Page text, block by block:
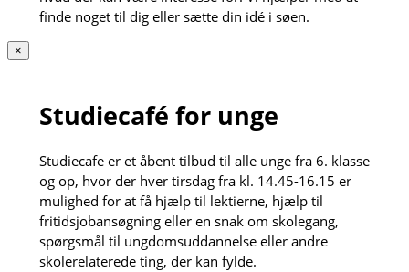
finde noget til dig eller sætte din idé i søen.
×
Studiecafé for unge
Studiecafe er et åbent tilbud til alle unge fra 6. klasse
og op, hvor der hver tirsdag fra kl. 14.45-16.15 er
mulighed for at få hjælp til lektierne, hjælp til
fritidsjobansøgning eller en snak om skolegang,
spørgsmål til ungdomsuddannelse eller andre
skolerelaterede ting, der kan fylde.